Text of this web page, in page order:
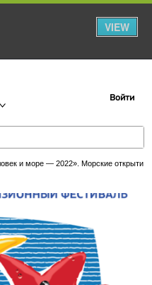
VIEW
Войти
Морские открытия — 1» в кинотеатрах Владивостока. Купить билеты!